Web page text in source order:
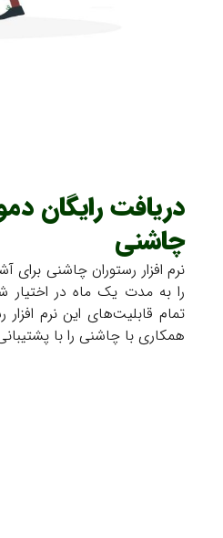
دریافت رایگان
چاشنی
نرم افزار رستوران چاشنی برای
را به مدت یک ماه در اختیار
تمام قابلیت‌های این نرم
همکاری با چاشنی را با